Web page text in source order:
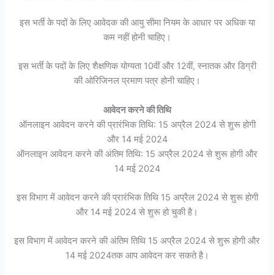
इस भर्ती के पदों के लिए आवेदक की आयु सीमा नियम के आधार पर अधिक या
कम नहीं होनी चाहिए।
इस भर्ती के पदों के लिए शैक्षणिक योग्यता 10वीं और 12वीं, स्नातक और डिग्री
की ओरिजिनल प्रमाण पत्र होनी चाहिए।
आवेदन करने की तिथि
ऑनलाइन आवेदन करने की प्रारंभिक तिथि: 15 अप्रैल 2024 से शुरू होगी
और 14 मई 2024
ऑनलाइन आवेदन करने की अंतिम तिथि: 15 अप्रैल 2024 से शुरू होगी और
14 मई 2024
इस विभाग में आवेदन करने की प्रारंभिक तिथि 15 अप्रैल 2024 से शुरू होगी
और 14 मई 2024 से शुरू हो चुकी है।
इस विभाग में आवेदन करने की अंतिम तिथि 15 अप्रैल 2024 से शुरू होगी और
14 मई 2024तक आप आवेदन कर सकते है।